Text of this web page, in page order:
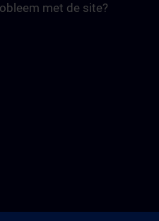
met de site?